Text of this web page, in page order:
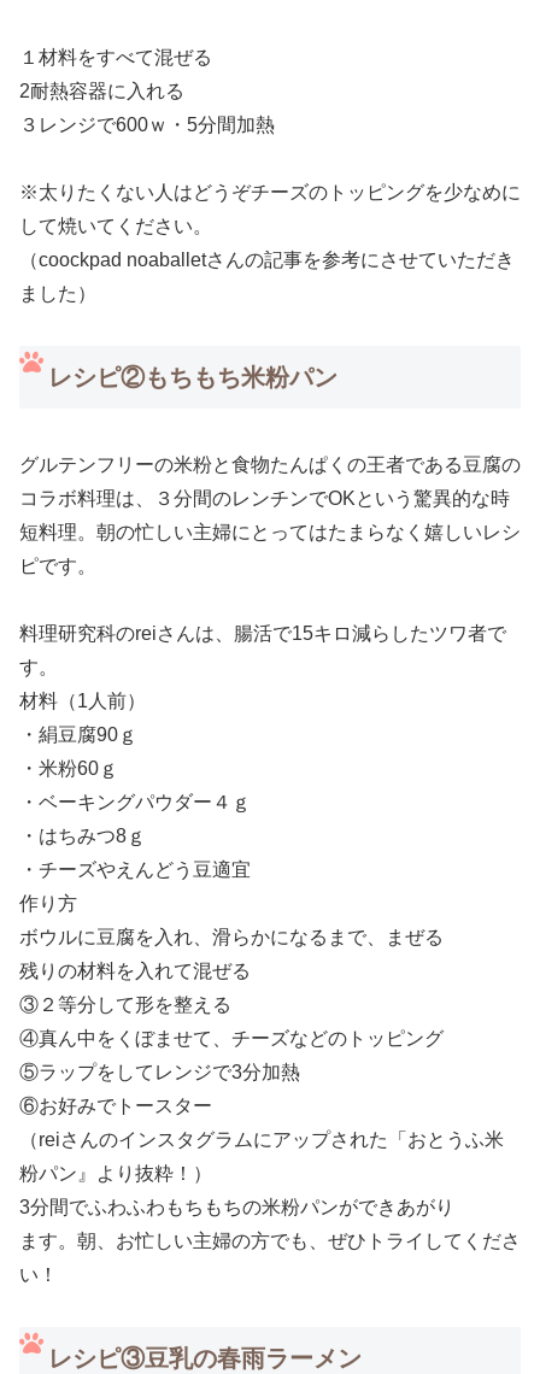
１材料をすべて混ぜる
2耐熱容器に入れる
３レンジで600ｗ・5分間加熱
※太りたくない人はどうぞチーズのトッピングを少なめに
して焼いてください。
（coockpad noaballetさんの記事を参考にさせていただき
ました）
レシピ②もちもち米粉パン
グルテンフリーの米粉と食物たんぱくの王者である豆腐の
コラボ料理は、３分間のレンチンでOKという驚異的な時
短料理。朝の忙しい主婦にとってはたまらなく嬉しいレシ
ピです。
料理研究科のreiさんは、腸活で15キロ減らしたツワ者で
す。
材料（1人前）
・絹豆腐90ｇ
・米粉60ｇ
・ベーキングパウダー４ｇ
・はちみつ8ｇ
・チーズやえんどう豆適宜
作り方
ボウルに豆腐を入れ、滑らかになるまで、まぜる
残りの材料を入れて混ぜる
③２等分して形を整える
④真ん中をくぼませて、チーズなどのトッピング
⑤ラップをしてレンジで3分加熱
⑥お好みでトースター
（reiさんのインスタグラムにアップされた「おとうふ米
粉パン』より抜粋！）
3分間でふわふわもちもちの米粉パンができあがり
ます。朝、お忙しい主婦の方でも、ぜひトライしてくださ
い！
レシピ③豆乳の春雨ラーメン